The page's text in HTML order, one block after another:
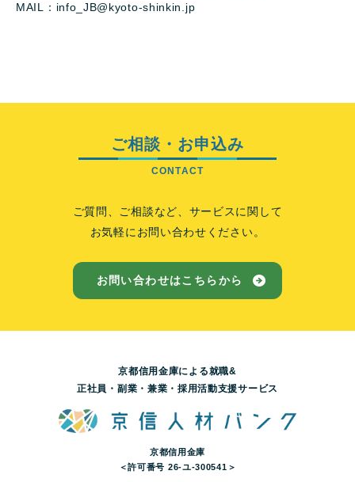
MAIL：info_JB@kyoto-shinkin.jp
ご相談・お申込み
ご質問、ご相談など、サービスに関して
お気軽にお問い合わせください。
お問い合わせはこちらから
京都信用金庫による就職&
正社員・副業・兼業・採用活動支援サービス
京都信用金庫
＜許可番号 26-ユ-300541＞